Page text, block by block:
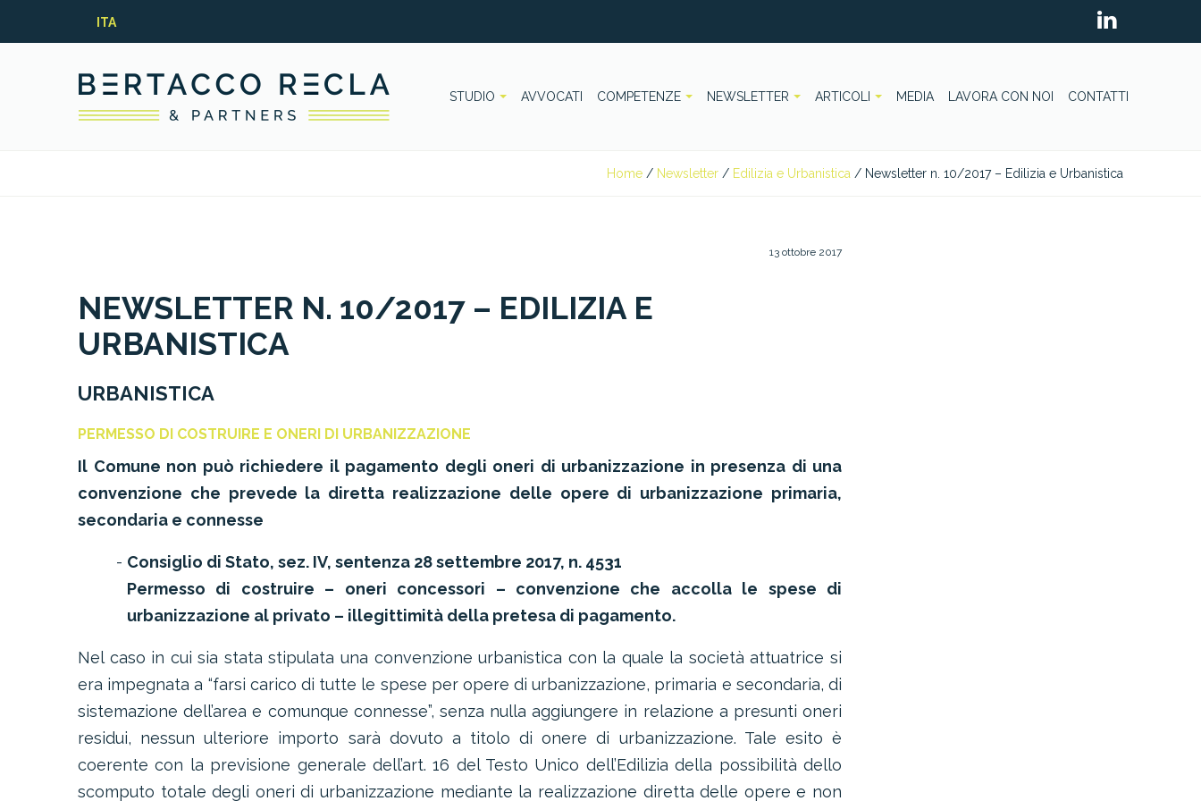
ITA
STUDIO AVVOCATI COMPETENZE NEWSLETTER ARTICOLI MEDIA LAVORA CON NOI CONTATTI
Home / Newsletter / Edilizia e Urbanistica / Newsletter n. 10/2017 – Edilizia e Urbanistica
13 ottobre 2017
NEWSLETTER N. 10/2017 – EDILIZIA E
URBANISTICA
URBANISTICA
PERMESSO DI COSTRUIRE E ONERI DI URBANIZZAZIONE
Il Comune non può richiedere il pagamento degli oneri di urbanizzazione in presenza di una
convenzione che prevede la diretta realizzazione delle opere di urbanizzazione primaria,
secondaria e connesse
Consiglio di Stato, sez. IV, sentenza 28 settembre 2017, n. 4531
Permesso di costruire – oneri concessori – convenzione che accolla le spese di
urbanizzazione al privato – illegittimità della pretesa di pagamento.
Nel caso in cui sia stata stipulata una convenzione urbanistica con la quale la società attuatrice si
era impegnata a “farsi carico di tutte le spese per opere di urbanizzazione, primaria e secondaria, di
sistemazione dell’area e comunque connesse”, senza nulla aggiungere in relazione a presunti oneri
residui, nessun ulteriore importo sarà dovuto a titolo di onere di urbanizzazione. Tale esito è
coerente con la previsione generale dell’art. 16 del Testo Unico dell’Edilizia della possibilità dello
scomputo totale degli oneri di urbanizzazione mediante la realizzazione diretta delle opere e non